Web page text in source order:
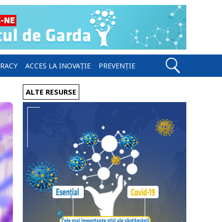
ACCES LA INOVAȚIE PREVENȚIE
ALTE RESURSE